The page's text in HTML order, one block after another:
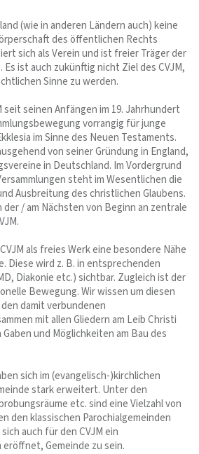
(wie in anderen Ländern auch) keine
des öffentlichen Rechts
sich als Verein und ist freier Träger der
ist auch zukünftig nicht Ziel des CVJM,
Sinne zu werden.
seit seinen Anfängen im 19. Jahrhundert
vorrangig für junge
im Sinne des Neuen Testaments.
von seiner Gründung in England,
in Deutschland. Im Vordergrund
steht im Wesentlichen die
Ausbreitung des christlichen Glaubens.
/ am Nächsten von Beginn an zentrale
als freies Werk eine besondere Nähe
Diese wird z. B. in entsprechenden
Diakonie etc.) sichtbar. Zugleich ist der
Bewegung. Wir wissen um diesen
damit verbundenen
mit allen Gliedern am Leib Christi
und Möglichkeiten am Bau des
sich im (evangelisch-)kirchlichen
stark erweitert. Unter den
etc. sind eine Vielzahl von
den klassischen Parochialgemeinden
auch für den CVJM ein
Gemeinde zu sein.